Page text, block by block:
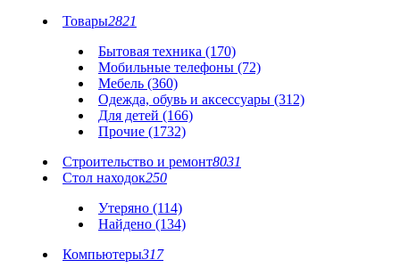
Товары2821
Бытовая техника (170)
Мобильные телефоны (72)
Мебель (360)
Одежда, обувь и аксессуары (312)
Для детей (166)
Прочие (1732)
Строительство и ремонт8031
Стол находок250
Утеряно (114)
Найдено (134)
Компьютеры317